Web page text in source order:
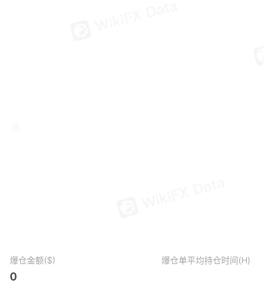
爆仓金额($)
0
爆仓单平均持仓时间(H)